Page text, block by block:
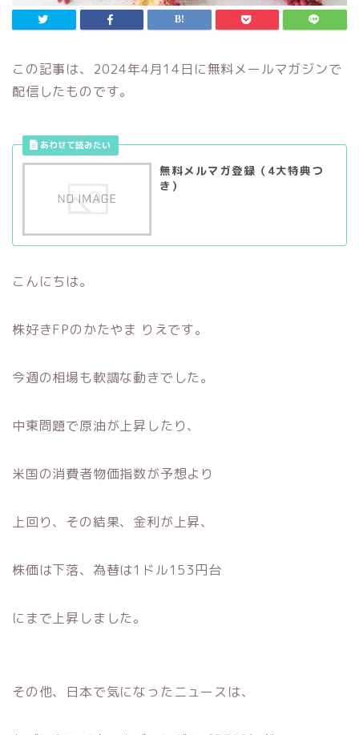
この記事は、2024年4月14日に無料メールマガジンで
配信したものです。
無料メルマガ登録（4大特典つ
き）
こんにちは。
株好きFPのかたやま りえです。
今週の相場も軟調な動きでした。
中東問題で原油が上昇したり、
米国の消費者物価指数が予想より
上回り、その結果、金利が上昇、
株価は下落、為替は1ドル153円台
にまで上昇しました。
その他、日本で気になったニュースは、